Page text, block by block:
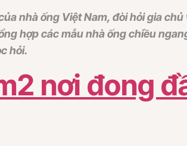
nhà ống Việt Nam, đòi hỏi gia
hợp các mẫu nhà ống chiều
hỏi.
nơi đong